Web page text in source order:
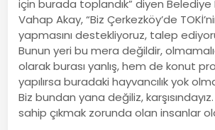
için burada toplandık” diyen Belediye
Vahap Akay, “Biz Çerkezköy’de
yapmasını destekliyoruz, talep
Bunun yeri bu mera değildir,
olarak burası yanlış, hem de konut
yapılırsa buradaki hayvancılık yok
Biz bundan yana değiliz,
sahip çıkmak zorunda olan insanlar